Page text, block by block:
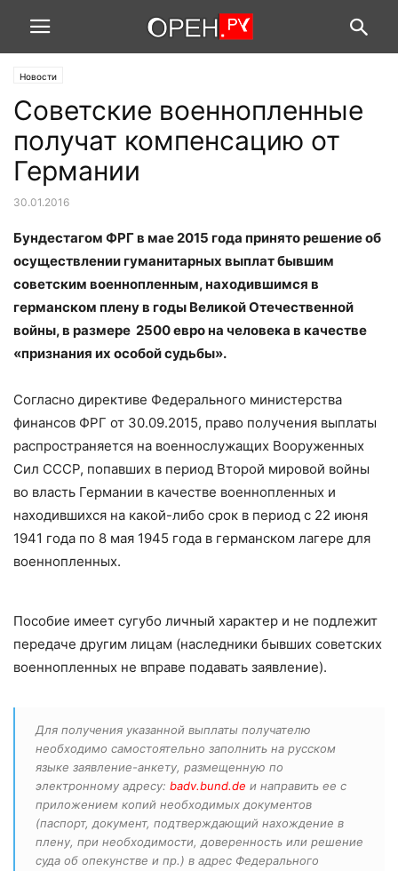
Новости
Cоветские военнопленные
получат компенсацию от
Германии
30.01.2016
Бундестагом ФРГ в мае 2015 года принято решение об
осуществлении гуманитарных выплат бывшим
советским военнопленным, находившимся в
германском плену в годы Великой Отечественной
войны, в размере 2500 евро на человека в качестве
«признания их особой судьбы».
Согласно директиве Федерального министерства
финансов ФРГ от 30.09.2015, право получения выплаты
распространяется на военнослужащих Вооруженных
Сил СССР, попавших в период Второй мировой войны
во власть Германии в качестве военнопленных и
находившихся на какой-либо срок в период с 22 июня
1941 года по 8 мая 1945 года в германском лагере для
военнопленных.
Пособие имеет сугубо личный характер и не подлежит
передаче другим лицам (наследники бывших советских
военнопленных не вправе подавать заявление).
Для получения указанной выплаты получателю
необходимо самостоятельно заполнить на русском
языке заявление-анкету, размещенную по
электронному адресу: badv.bund.de и направить ее с
приложением копий необходимых документов
(паспорт, документ, подтверждающий нахождение в
плену, при необходимости, доверенность или решение
суда об опекунстве и пр.) в адрес Федерального